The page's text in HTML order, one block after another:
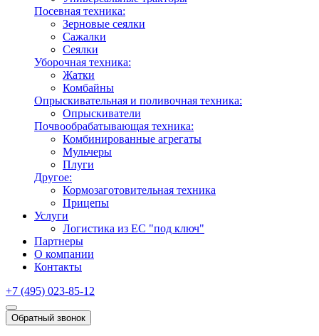
Посевная техника:
Зерновые сеялки
Сажалки
Сеялки
Уборочная техника:
Жатки
Комбайны
Опрыскивательная и поливочная техника:
Опрыскиватели
Почвообрабатывающая техника:
Комбинированные агрегаты
Мульчеры
Плуги
Другое:
Кормозаготовительная техника
Прицепы
Услуги
Логистика из ЕС "под ключ"
Партнеры
О компании
Контакты
+7 (495) 023-85-12
Обратный звонок